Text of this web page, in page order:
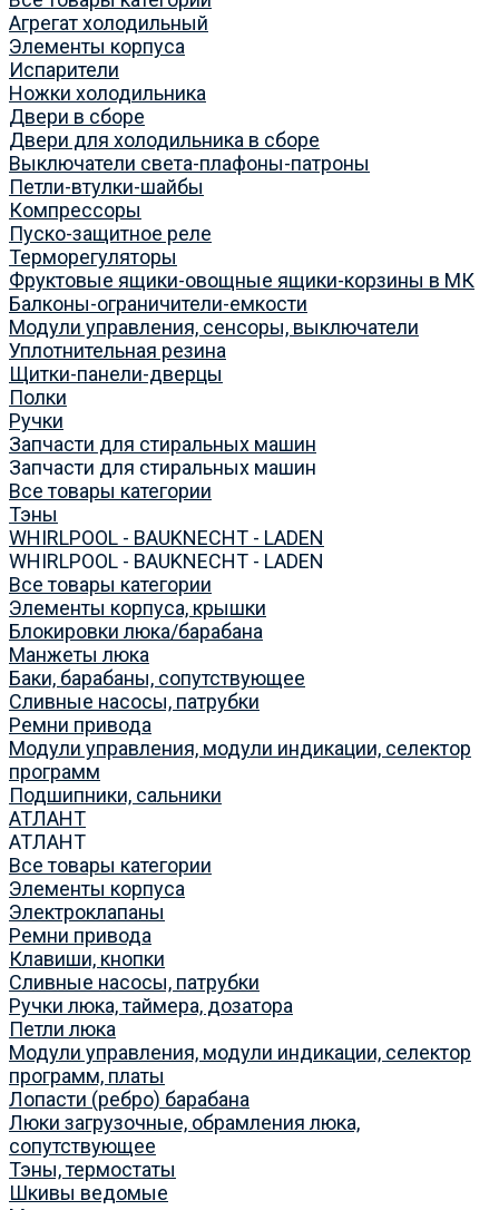
Агрегат холодильный
Элементы корпуса
Испарители
Ножки холодильника
Двери в сборе
Двери для холодильника в сборе
Выключатели света-плафоны-патроны
Петли-втулки-шайбы
Компрессоры
Пуско-защитное реле
Терморегуляторы
Фруктовые ящики-овощные ящики-корзины в МК
Балконы-ограничители-емкости
Модули управления, сенсоры, выключатели
Уплотнительная резина
Щитки-панели-дверцы
Полки
Ручки
Запчасти для стиральных машин
Запчасти для стиральных машин
Все товары категории
Тэны
WHIRLPOOL - BAUKNECHT - LADEN
WHIRLPOOL - BAUKNECHT - LADEN
Все товары категории
Элементы корпуса, крышки
Блокировки люка/барабана
Манжеты люка
Баки, барабаны, сопутствующее
Сливные насосы, патрубки
Ремни привода
Модули управления, модули индикации, селектор
программ
Подшипники, сальники
АТЛАНТ
АТЛАНТ
Все товары категории
Элементы корпуса
Электроклапаны
Ремни привода
Клавиши, кнопки
Сливные насосы, патрубки
Ручки люка, таймера, дозатора
Петли люка
Модули управления, модули индикации, селектор
программ, платы
Лопасти (ребро) барабана
Люки загрузочные, обрамления люка,
сопутствующее
Тэны, термостаты
Шкивы ведомые